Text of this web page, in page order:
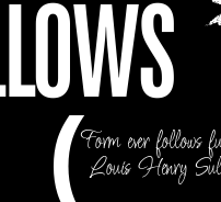
(Form ever follows
Louis Henry